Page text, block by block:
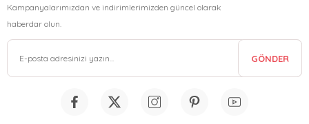
Kampanyalarımızdan ve indirimlerimizden güncel olarak
haberdar olun.
GÖNDER